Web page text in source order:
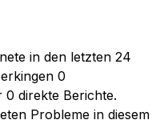
in den letzten 24
0
0 direkte Berichte.
Probleme in diesem